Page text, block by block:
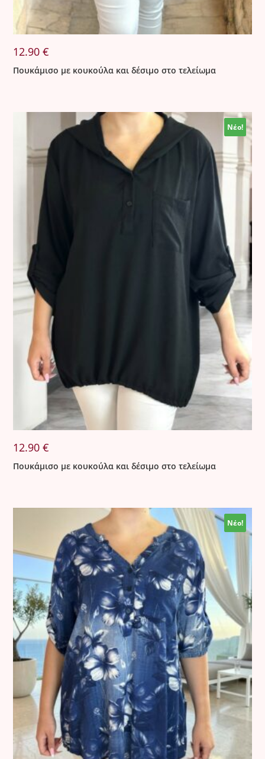
12.90€
Πουκάμισο με κουκούλα και δέσιμο στο τελείωμα
Νέο!
Νέο!
12.90€
Πουκάμισο με κουκούλα και δέσιμο στο τελείωμα
Νέο!
Νέο!